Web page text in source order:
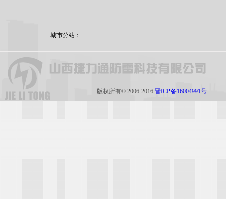
城市分站：
版权所有© 2006-2016 晋ICP备16004991号